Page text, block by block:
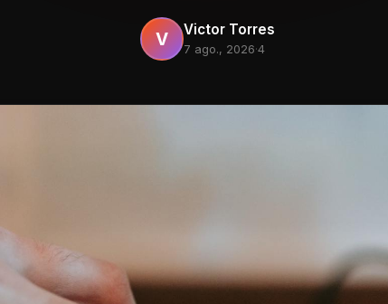
V Victor Torres
7 ago., 2026·4